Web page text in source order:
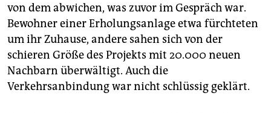
von dem abwichen, was zuvor im Gespräch war.
Bewohner einer Erholungsanlage etwa fürchteten
um ihr Zuhause, andere sahen sich von der
schieren Größe des Projekts mit 20.000 neuen
Nachbarn überwältigt. Auch die
Verkehrsanbindung war nicht schlüssig geklärt.